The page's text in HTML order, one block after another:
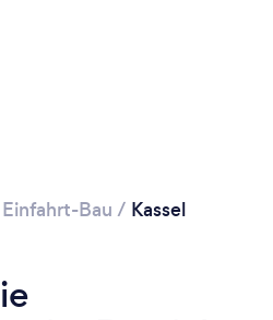
Einfahrt-Bau / Kassel